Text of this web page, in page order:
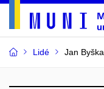
Lidé Jan Byška